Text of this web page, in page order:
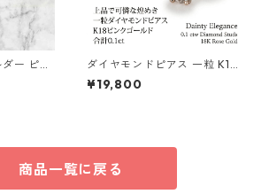
ー ピン
ダイヤモンドピアス 一粒 K18
ピンクゴールド 合計0.1ct ス
タッドピアス おしゃれ シンプ
¥19,800
商品一覧に戻る